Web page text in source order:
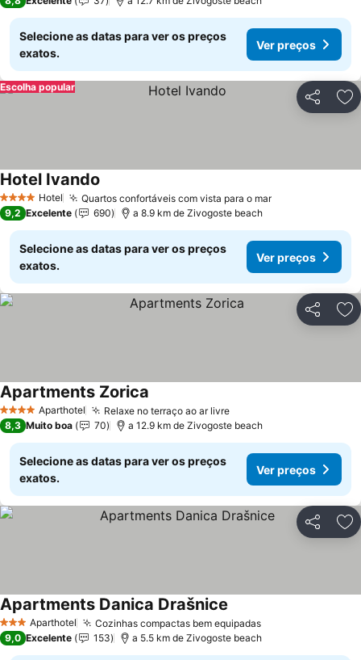
Selecione as datas para ver os preços
exatos.
Ver preços
Partilhar
Escolha popular
4 EstrelasHotel Quartos confortáveis com vista para o mar
Hotel Ivando
9,2 Excelente 690 a 8.9 km de Zivogoste beach
Selecione as datas para ver os preços
exatos.
Ver preços
Partilhar
4 EstrelasAparthotel Relaxe no terraço ao ar livre
Apartments Zorica
8,3 Muito boa 70 a 12.9 km de Zivogoste beach
Selecione as datas para ver os preços
exatos.
Ver preços
Partilhar
3 EstrelasAparthotel Cozinhas compactas bem equipadas
Apartments Danica Drašnice
9,0 Excelente 153 a 5.5 km de Zivogoste beach